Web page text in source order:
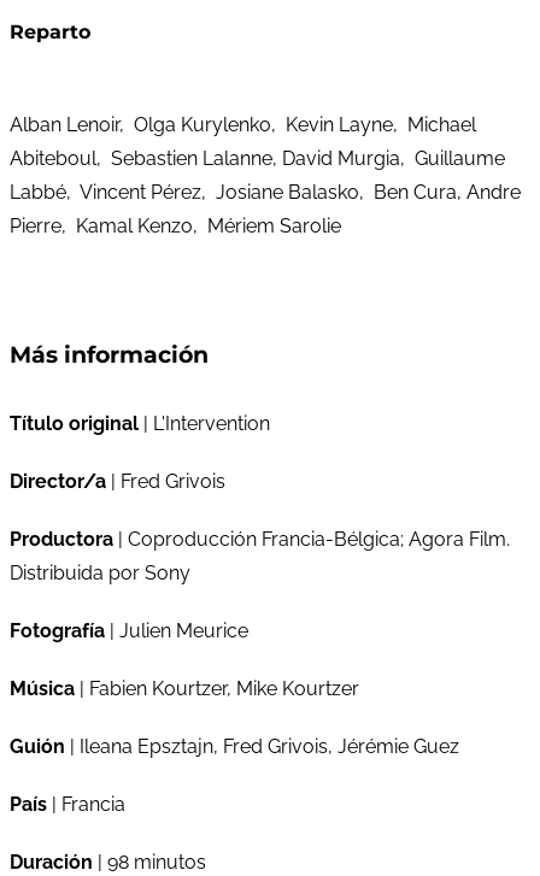
Reparto
Alban Lenoir, Olga Kurylenko, Kevin Layne, Michael
Abiteboul, Sebastien Lalanne, David Murgia, Guillaume
Labbé, Vincent Pérez, Josiane Balasko, Ben Cura, Andre
Pierre, Kamal Kenzo, Mériem Sarolie
Más información
Título original | L'Intervention
Director/a | Fred Grivois
Productora | Coproducción Francia-Bélgica; Agora Film.
Distribuida por Sony
Fotografía | Julien Meurice
Música | Fabien Kourtzer, Mike Kourtzer
Guión | Ileana Epsztajn, Fred Grivois, Jérémie Guez
País | Francia
Duración | 98 minutos